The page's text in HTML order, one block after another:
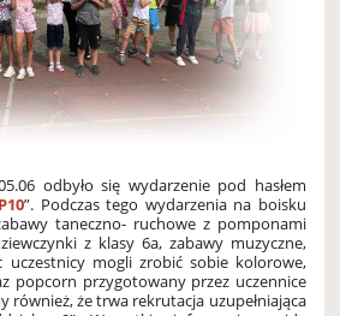
odbyło się wydarzenie pod hasłem
”. Podczas tego wydarzenia na boisku
taneczno- ruchowe z pomponami
z klasy 6a, zabawy muzyczne,
mogli zrobić sobie kolorowe,
popcorn przygotowany przez uczennice
również, że trwa rekrutacja uzupełniająca